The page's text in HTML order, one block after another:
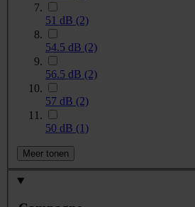
51 dB (2)
54.5 dB (2)
56.5 dB (2)
57 dB (2)
50 dB (1)
Meer tonen